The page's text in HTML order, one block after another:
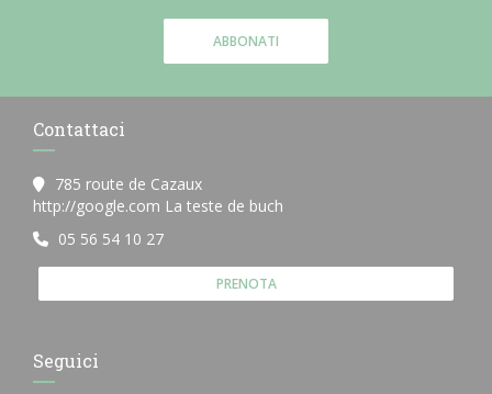
ABBONATI
Contattaci
785 route de Cazaux
http://google.com La teste de buch
05 56 54 10 27
PRENOTA
Seguici